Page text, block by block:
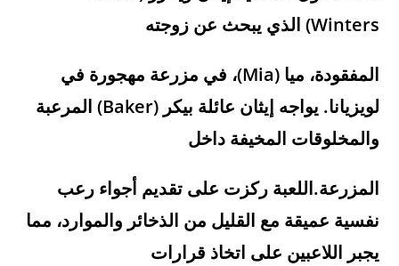
Winters) الذي يبحث عن زوجته
المفقودة، ميا (Mia)، في مزرعة مهجورة في
لويزيانا. يواجه إيثان عائلة بيكر (Baker) المرعبة
والمخلوقات المخيفة داخل
المزرعة.اللعبة ركزت على تقديم أجواء رعب
نفسية عميقة مع القليل من الذخائر والموارد، مما
يجبر اللاعبين على اتخاذ قرارات